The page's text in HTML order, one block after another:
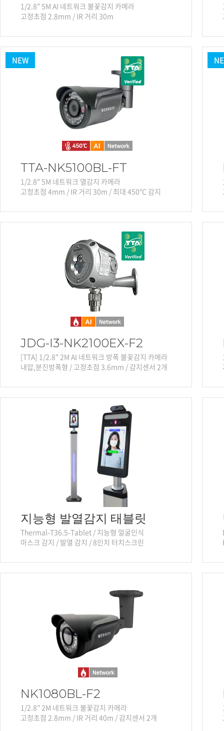
1/2.8" 5M AI 네트워크 불꽃감지 카메라
고정초점 2.8mm / IR 거리 30m
NEW
TTA-NK5100BL-FT
1/2.8" 5M 네트워크 열감지 카메라
고정초점 4mm / IR 거리 30m / 최대 450℃ 감지
JDG-I3-NK2100EX-F2
[TTA] 1/2.8" 2M AI 네트워크 방폭 불꽃감지 카메라
내압,분진방폭형 / 고정초점 3.6mm / 감지센서 2개
지능형 발열감지 태블릿
Thermal-T36.5-Tablet / 지능형 얼굴인식
마스크 감지 / 발열 감지 / 8인치 터치스크린
NK1080BL-F2
1/2.8" 2M 네트워크 불꽃감지 카메라
고정초점 2.8mm / IR 거리 40m / 감지센서 2개